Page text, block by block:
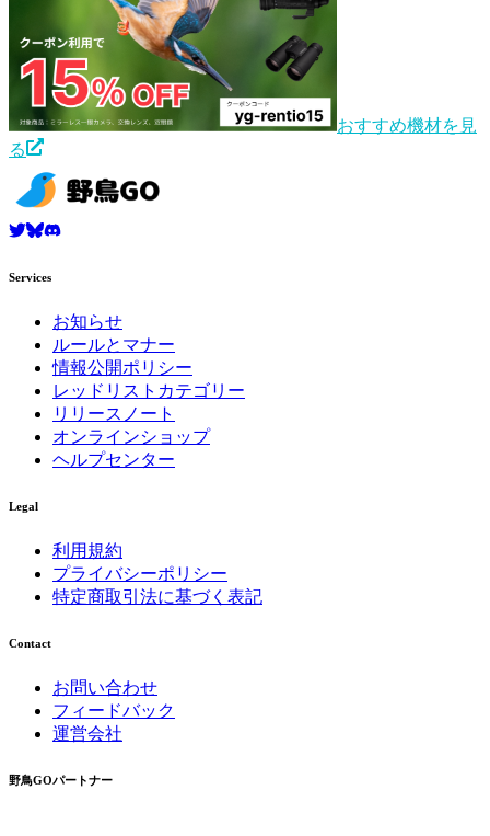
おすすめ機材を見
る
Services
お知らせ
ルールとマナー
情報公開ポリシー
レッドリストカテゴリー
リリースノート
オンラインショップ
ヘルプセンター
Legal
利用規約
プライバシーポリシー
特定商取引法に基づく表記
Contact
お問い合わせ
フィードバック
運営会社
野鳥GOパートナー